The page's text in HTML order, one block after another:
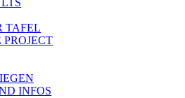
TAFEL
PROJECT
INFOS